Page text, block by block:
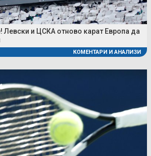
Левски и ЦСКА отново карат Европа да
КОМЕНТАРИ И АНАЛИЗИ